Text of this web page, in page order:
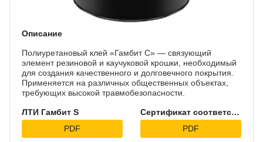
Описание
Полиуретановый клей «Гамбит С» — связующий
элемент резиновой и каучуковой крошки, необходимый
для создания качественного и долговечного покрытия.
Применяется на различных общественных объектах,
требующих высокой травмобезопасности.
ЛТИ Гамбит S
PDF
Сертификат соответствия
PDF